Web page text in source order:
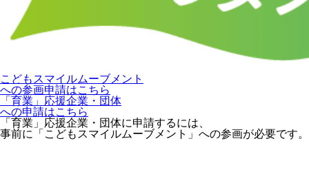
こどもスマイルムーブメント
への参画申請はこちら
「育業」応援企業・団体
への申請はこちら
「育業」応援企業・団体に申請するには、
事前に「こどもスマイルムーブメント」への参画が必要です。